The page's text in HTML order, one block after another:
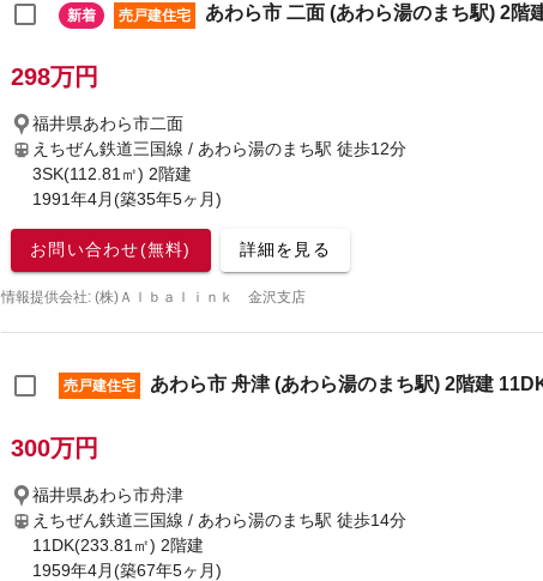
新着 売戸建住宅 あわら市 二面 (あわら湯のまち駅) 2階
298万円
福井県あわら市二面
えちぜん鉄道三国線 / あわら湯のまち駅 徒歩12分
3SK(112.81㎡) 2階建
1991年4月(築35年5ヶ月)
お問い合わせ(無料) 詳細を見る
情報提供会社: (株)Ａｌｂａｌｉｎｋ 金沢支店
売戸建住宅 あわら市 舟津 (あわら湯のまち駅) 2階建
300万円
福井県あわら市舟津
えちぜん鉄道三国線 / あわら湯のまち駅 徒歩14分
11DK(233.81㎡) 2階建
1959年4月(築67年5ヶ月)